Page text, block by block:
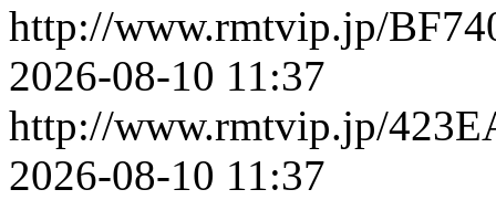
http://www.rmtvip.jp/
2026-08-10 11:37
http://www.rmtvip.jp/
2026-08-10 11:37